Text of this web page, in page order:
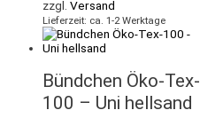
zzgl. Versand
Lieferzeit: ca. 1-2 Werktage
Bündchen Öko-Tex-
100 – Uni hellsand